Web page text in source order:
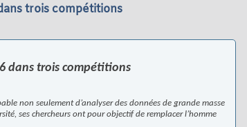
trois compétitions
dans trois compétitions
non seulement d’analyser des données de grande masse
ses chercheurs ont pour objectif de remplacer l’homme